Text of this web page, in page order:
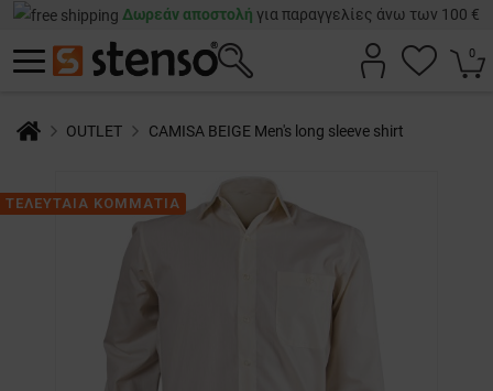
Δωρεάν αποστολή για παραγγελίες άνω των 100 €
0
OUTLET CAMISA BEIGE Men's long sleeve shirt
ΤΕΛΕΥΤΑΙΑ ΚΟΜΜΑΤΙΑ